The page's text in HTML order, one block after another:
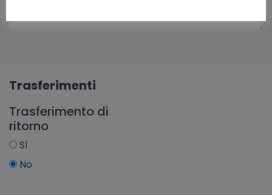
Trasferimenti
Trasferimento di
ritorno
Sí
No